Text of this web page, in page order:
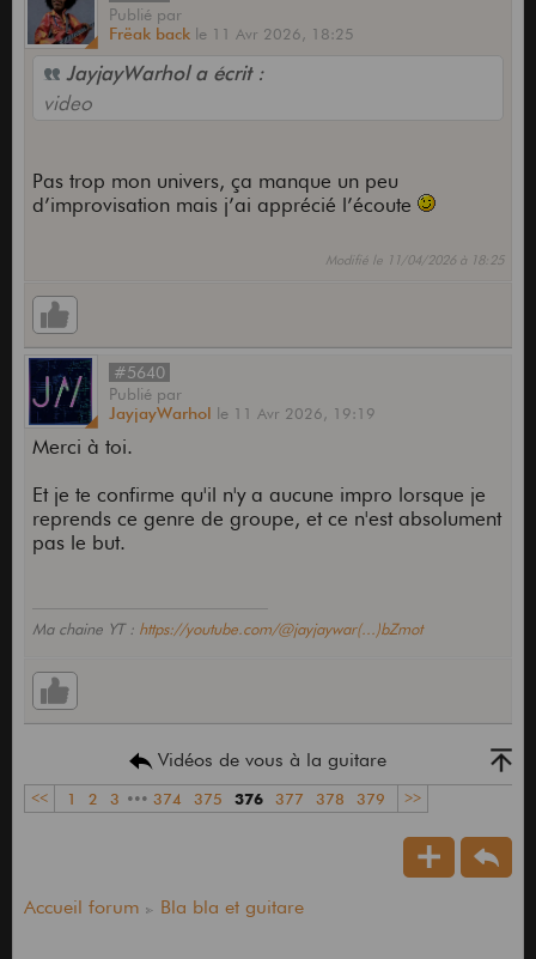
Publié par
Frëak back le 11 Avr 2026, 18:25
JayjayWarhol a écrit :
video
Pas trop mon univers, ça manque un peu
d’improvisation mais j’ai apprécié l’écoute
Modifié le 11/04/2026 à 18:25
#5640
Publié par
JayjayWarhol le 11 Avr 2026, 19:19
Merci à toi.
Et je te confirme qu'il n'y a aucune impro lorsque je
reprends ce genre de groupe, et ce n'est absolument
pas le but.
Ma chaine YT : https://youtube.com/@jayjaywar(...)bZmot
Vidéos de vous à la guitare
<< 1 2 3 ••• 374 375 376 377 378 379 >>
Accueil forum Bla bla et guitare